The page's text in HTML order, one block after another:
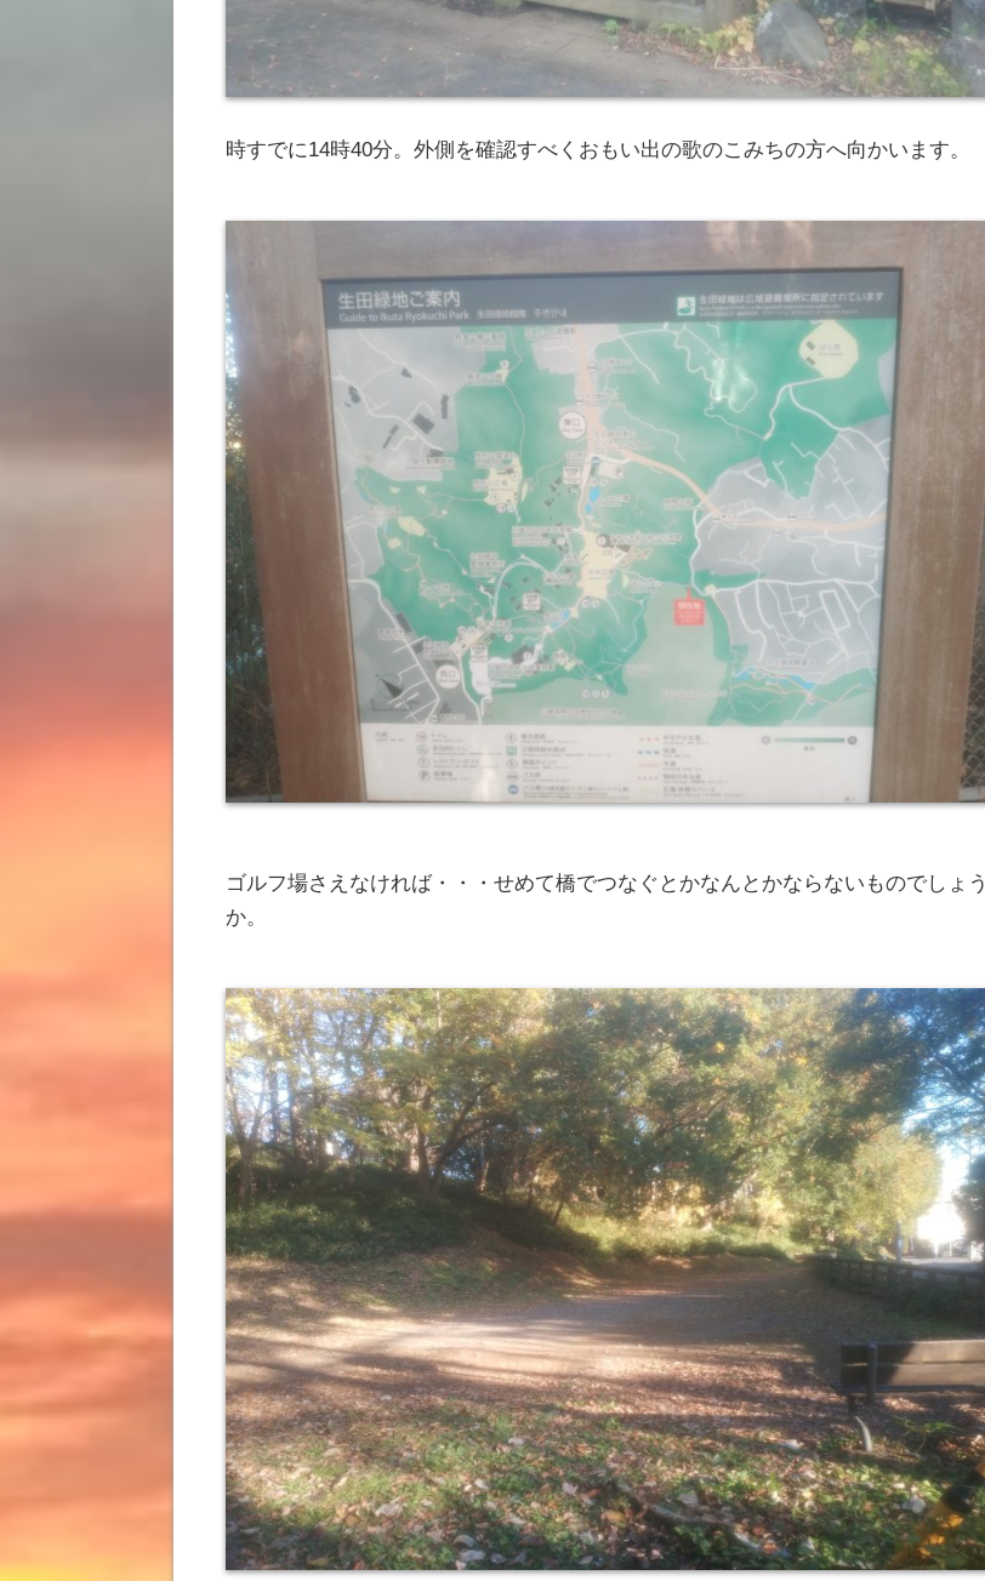
時すでに14時40分。外側を確認すべくおもい出の歌のこみちの方へ向かいます。
ゴルフ場さえなければ・・・せめて橋でつなぐとかなんとかならないものでしょう
か。